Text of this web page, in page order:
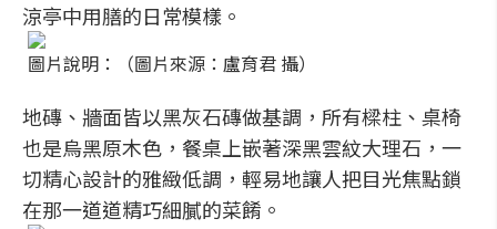
涼亭中用膳的日常模樣。
圖片說明：（圖片來源：盧育君 攝）
地磚、牆面皆以黑灰石磚做基調，所有樑柱、桌椅
也是烏黑原木色，餐桌上嵌著深黑雲紋大理石，一
切精心設計的雅緻低調，輕易地讓人把目光焦點鎖
在那一道道精巧細膩的菜餚。